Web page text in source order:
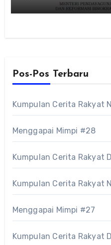
Pos-Pos Terbaru
Kumpulan Cerita Rakyat
Menggapai Mimpi #28
Kumpulan Cerita Rakyat
Kumpulan Cerita Rakyat
Menggapai Mimpi #27
Kumpulan Cerita Rakyat